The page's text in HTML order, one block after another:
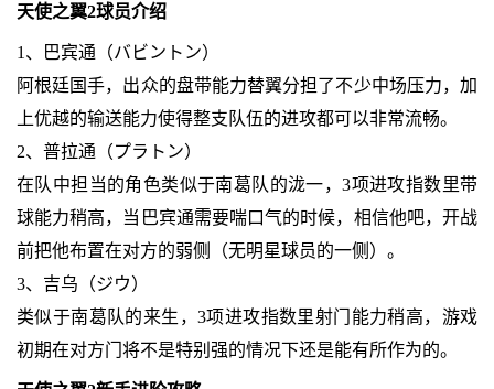
天使之翼2球员介绍
1、巴宾通（バビントン）
阿根廷国手，出众的盘带能力替翼分担了不少中场压力，加
上优越的输送能力使得整支队伍的进攻都可以非常流畅。
2、普拉通（プラトン）
在队中担当的角色类似于南葛队的泷一，3项进攻指数里带
球能力稍高，当巴宾通需要喘口气的时候，相信他吧，开战
前把他布置在对方的弱侧（无明星球员的一侧）。
3、吉乌（ジウ）
类似于南葛队的来生，3项进攻指数里射门能力稍高，游戏
初期在对方门将不是特别强的情况下还是能有所作为的。